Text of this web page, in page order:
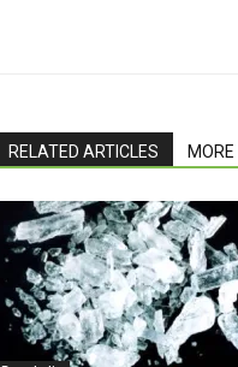
RELATED ARTICLES